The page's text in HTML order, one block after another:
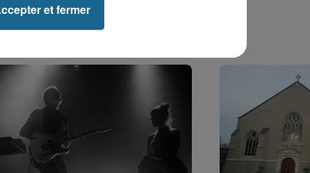
et fermer